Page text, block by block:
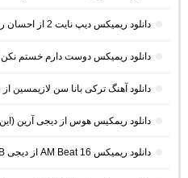
دانلود ریمیکس دیپ نایت 2 از احسان رمزی (ریمیکس طولانی غمگین)
دانلود ریمیکس دوست دارم خستم نکن
دانلود آهنگ ترکی بانا سن لازیمسین
دانلود ریمکیس هوس از دیجی آرین
دانلود ریمیکس AM Beat 16 از دیجی AMB (پادکست طولانی شنیدنی)